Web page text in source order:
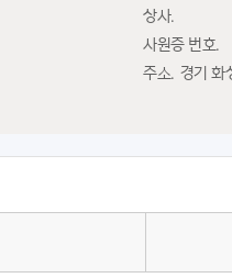
상사.
사원증 번호.
주소. 경기 화